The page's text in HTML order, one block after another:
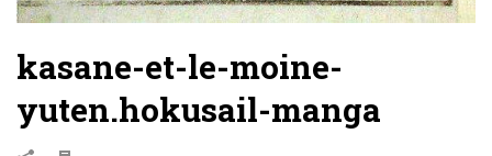
kasane-et-le-moine-
yuten.hokusail-manga